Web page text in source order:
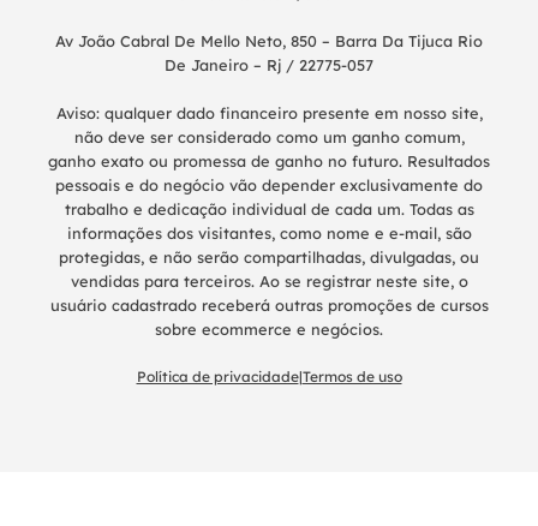
Av João Cabral De Mello Neto, 850 – Barra Da Tijuca Rio
De Janeiro – Rj / 22775-057
Aviso: qualquer dado financeiro presente em nosso site,
não deve ser considerado como um ganho comum,
ganho exato ou promessa de ganho no futuro. Resultados
pessoais e do negócio vão depender exclusivamente do
trabalho e dedicação individual de cada um. Todas as
informações dos visitantes, como nome e e-mail, são
protegidas, e não serão compartilhadas, divulgadas, ou
vendidas para terceiros. Ao se registrar neste site, o
usuário cadastrado receberá outras promoções de cursos
sobre ecommerce e negócios.
Política de privacidade|Termos de uso